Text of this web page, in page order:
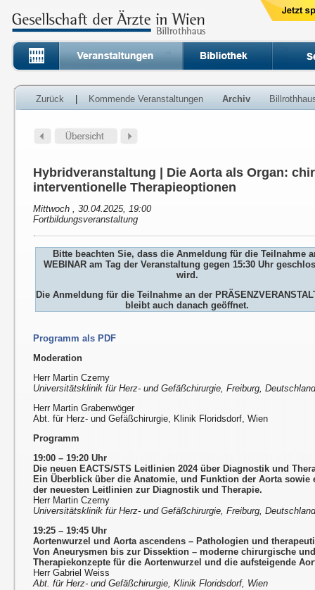
Zurück Kommende Veranstaltungen Archiv
Hybridveranstaltung | Die Aorta als Organ:
interventionelle Therapieoptionen
Mittwoch , 30.04.2025, 19:00
Fortbildungsveranstaltung
Bitte beachten Sie, dass die Anmeldung für die Teilnahme
WEBINAR am Tag der Veranstaltung gegen 15:30 Uhr
wird.
Die Anmeldung für die Teilnahme an der
bleibt auch danach geöffnet.
Programm als PDF
Moderation
Herr Martin Czerny
Universitätsklinik für Herz- und Gefäßchirurgie, Freiburg,
Herr Martin Grabenwöger
Abt. für Herz- und Gefäßchirurgie, Klinik Floridsdorf, Wien
Programm
19:00 – 19:20 Uhr
Die neuen EACTS/STS Leitlinien 2024 über Diagnostik und
Ein Überblick über die Anatomie, und Funktion der Aorta
der neuesten Leitlinien zur Diagnostik und Therapie.
Herr Martin Czerny
Universitätsklinik für Herz- und Gefäßchirurgie, Freiburg,
19:25 – 19:45 Uhr
Aortenwurzel und Aorta ascendens – Pathologien und
Von Aneurysmen bis zur Dissektion – moderne chirurgische
Therapiekonzepte für die Aortenwurzel und die aufsteigende
Herr Gabriel Weiss
Abt. für Herz- und Gefäßchirurgie, Klinik Floridsdorf, Wien